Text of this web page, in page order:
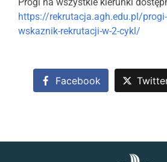
https://rekrutacja.agh.edu.pl/
wskaznik-rekrutacji-w-2-cykl/
Facebook